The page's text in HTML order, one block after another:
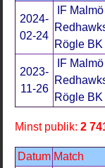
2024-
02-24
IF Malmö
Rögle BK
2023-
11-26
IF Malmö
Rögle BK
Minst publik:2
Datum Match